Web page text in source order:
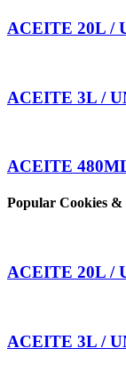
ACEITE 20L /
ACEITE 3L /
ACEITE
Popular Cookies &
ACEITE 20L /
ACEITE 3L /